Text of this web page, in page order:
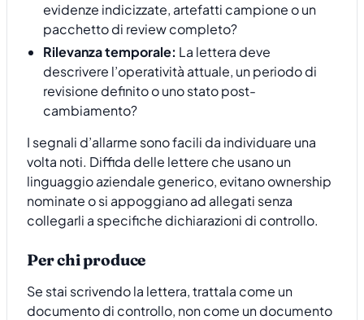
evidenze indicizzate, artefatti campione o un
pacchetto di review completo?
Rilevanza temporale: La lettera deve
descrivere l’operatività attuale, un periodo di
revisione definito o uno stato post-
cambiamento?
I segnali d’allarme sono facili da individuare una
volta noti. Diffida delle lettere che usano un
linguaggio aziendale generico, evitano ownership
nominate o si appoggiano ad allegati senza
collegarli a specifiche dichiarazioni di controllo.
Per chi produce
Se stai scrivendo la lettera, trattala come un
documento di controllo, non come un documento